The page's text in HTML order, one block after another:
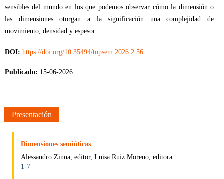
sensibles del mundo en los que podemos observar cómo la dimensión o
las dimensiones otorgan a la significación una complejidad de
movimiento, densidad y espesor.
DOI: https://doi.org/10.35494/topsem.2026.2.56
Publicado: 15-06-2026
Presentación
Dimensiones semióticas
Alessandro Zinna, editor, Luisa Ruiz Moreno, editora
1-7